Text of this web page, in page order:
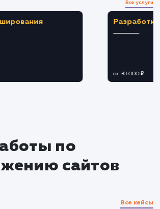
описания, заголовки и
Подбираем оптимальные цены и скидки,
Настраиваем участие в акциях и
спецпредложениях Яндекс Маркета.
Подключаем и настраиваем возможности